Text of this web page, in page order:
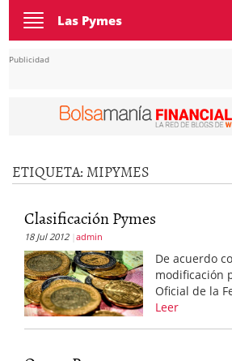
Toggle
navigation
Las Pymes
Publicidad
ETIQUETA: MIPYMES
Clasificación Pymes
18 Jul 2012 admin
De acuerdo
modificación
Oficial de la
Leer